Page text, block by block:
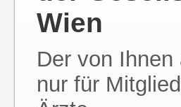
Wien
Der von
nur für